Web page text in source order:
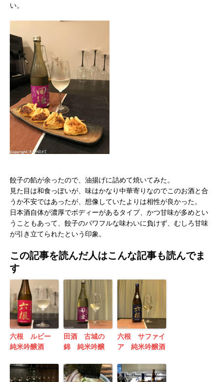
い。
餃子の餡が余ったので、油揚げに詰めて焼いてみた。
見た目は和食っぽいが、味はかなり中華寄りなのでこのお酒と合
うか不安ではあったが、想像していたよりは相性が良かった。
日本酒自体が濃厚でボディーがあるタイプ、かつ甘味が多めとい
うこともあって、餃子のパワフルな味わいに負けず、むしろ甘味
が引き立てられたという印象。
この記事を読んだ人はこんな記事も読んでま
す
六根 ルビー
純米吟醸酒
田酒 古城の
錦 純米吟醸
六根 サファイ
ア 純米吟醸酒